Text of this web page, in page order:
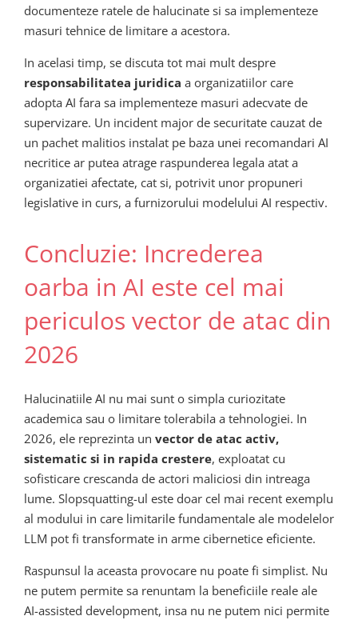
documenteze ratele de halucinate si sa implementeze
masuri tehnice de limitare a acestora.
In acelasi timp, se discuta tot mai mult despre
responsabilitatea juridica a organizatiilor care
adopta AI fara sa implementeze masuri adecvate de
supervizare. Un incident major de securitate cauzat de
un pachet malitios instalat pe baza unei recomandari AI
necritice ar putea atrage raspunderea legala atat a
organizatiei afectate, cat si, potrivit unor propuneri
legislative in curs, a furnizorului modelului AI respectiv.
Concluzie: Increderea
oarba in AI este cel mai
periculos vector de atac din
2026
Halucinatiile AI nu mai sunt o simpla curiozitate
academica sau o limitare tolerabila a tehnologiei. In
2026, ele reprezinta un vector de atac activ,
sistematic si in rapida crestere, exploatat cu
sofisticare crescanda de actori maliciosi din intreaga
lume. Slopsquatting-ul este doar cel mai recent exemplu
al modului in care limitarile fundamentale ale modelelor
LLM pot fi transformate in arme cibernetice eficiente.
Raspunsul la aceasta provocare nu poate fi simplist. Nu
ne putem permite sa renuntam la beneficiile reale ale
AI-assisted development, insa nu ne putem nici permite